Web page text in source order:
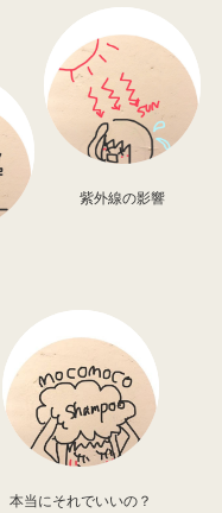
紫外線の影響
本当にそれでいいの？